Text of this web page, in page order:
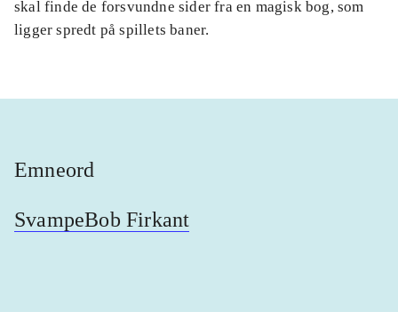
skal finde de forsvundne sider fra en magisk bog, som
ligger spredt på spillets baner.
Emneord
SvampeBob Firkant